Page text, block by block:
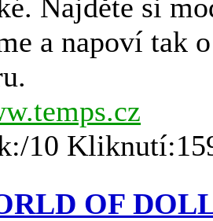
Najděte si
a napoví tak
10
OF